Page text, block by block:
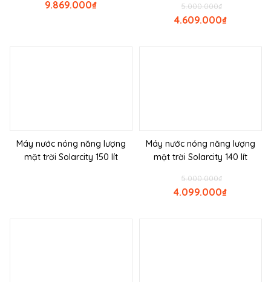
₫
9.869.000 ₫
5.000.000
₫
4.609.000
Máy nước nóng năng lượng
mặt trời Solarcity 150 lít
Máy nước nóng năng lượng
mặt trời Solarcity 140 lít
₫
5.000.000
₫
4.099.000